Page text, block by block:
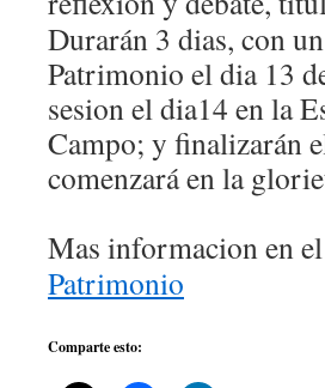
Durarán 3 dias, con
Patrimonio el dia 13
sesion el dia14 en la
Campo; y finalizarán
comenzará en la
Mas informacion en
Patrimonio
Comparte esto: